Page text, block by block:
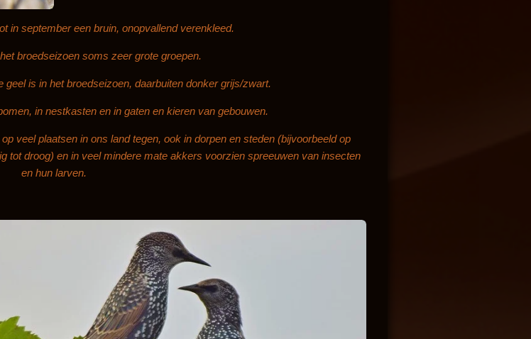
in september een bruin, onopvallend verenkleed.
broedseizoen soms zeer grote groepen.
geel is in het broedseizoen, daarbuiten donker grijs/zwart.
in nestkasten en in gaten en kieren van gebouwen.
veel plaatsen in ons land tegen, ook in dorpen en steden (bijvoorbeeld op
tot droog) en in veel mindere mate akkers voorzien spreeuwen van insecten
en hun larven.